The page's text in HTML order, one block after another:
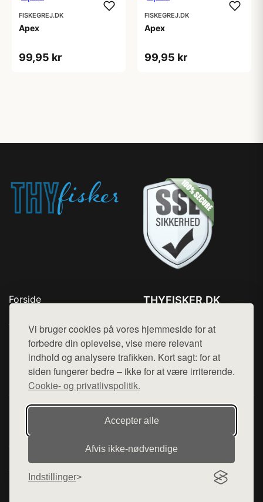
Vi bruger cookies på vores hjemmeside for at
forbedre din oplevelse, vise mere relevant
indhold og analysere trafikken. Kort sagt: for at
siden fungerer bedre – ikke for at være irriterende.
Cookie- og privatlivspolitik.
Accepter alle
Afvis ikke‑nødvendige
Indstillinger
FISKEGREJ.DK
Apex
99,95 kr
FISKEGREJ.DK
Apex
99,95 kr
Forside
Top Rabatter
Kontakt
THYFISKER.DK
Mail: hej@want.dk
Cookie- og privatlivspolitik
Denne side er en del af want.dk, der udgiver en række
hjemmesider med præsentation af forskellige produkter fra
diverse webshops. Der sælges ikke varer fra denne side - vi
henviser til de shops, som sælger varen. Vi har heller ikke
varerne på lager.